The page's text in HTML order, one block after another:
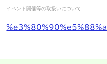
イベント開催等の取扱いについて